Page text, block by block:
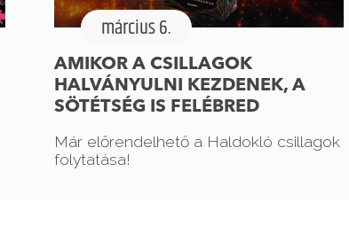
március 6.
AMIKOR A CSILLAGOK
HALVÁNYULNI KEZDENEK, A
SÖTÉTSÉG IS FELÉBRED
Már előrendelhető a Haldokló csillagok
folytatása!